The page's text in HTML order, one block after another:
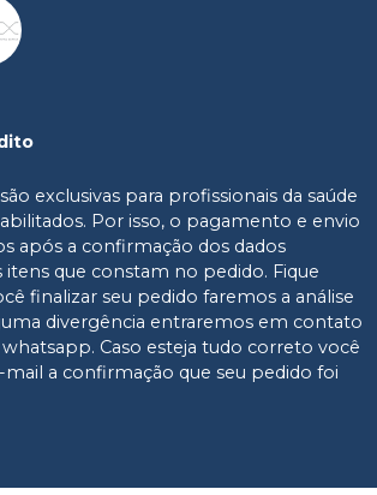
exclusivas para profissionais da saúde
Por isso, o pagamento e envio
após a confirmação dos dados
itens que constam no pedido. Fique
finalizar seu pedido faremos a análise
divergência entraremos em contato
Caso esteja tudo correto você
a confirmação que seu pedido foi